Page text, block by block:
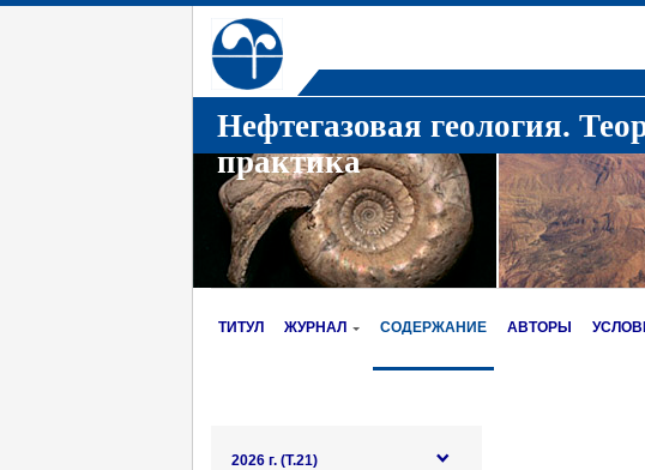
Нефтегазовая геология.
практика
ТИТУЛ ЖУРНАЛ СОДЕРЖАНИЕ АВТОРЫ
2026 г. (Т.21)